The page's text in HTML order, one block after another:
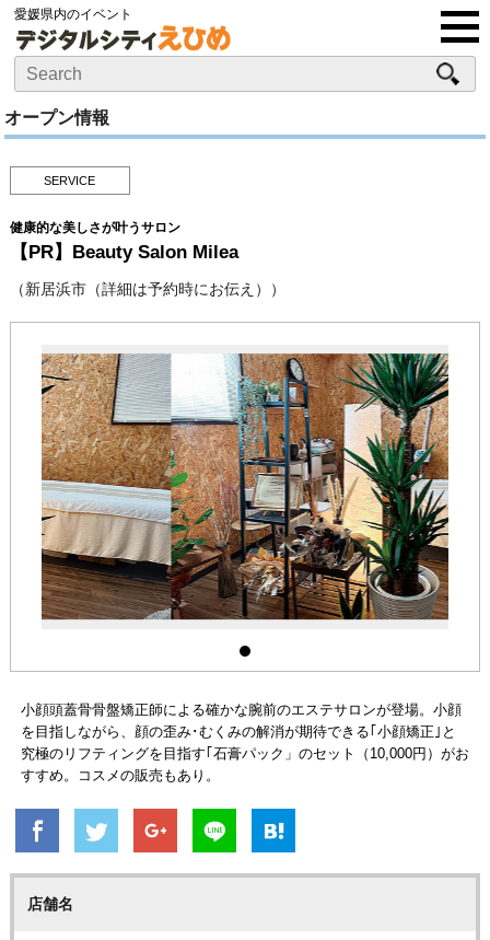
愛媛県内のイベント
オープン情報
SERVICE
健康的な美しさが叶うサロン
【PR】Beauty Salon Milea
（新居浜市（詳細は予約時にお伝え））
小顔頭蓋骨骨盤矯正師による確かな腕前のエステサロンが登場。小顔
を目指しながら、顔の歪み･むくみの解消が期待できる｢小顔矯正｣と
究極のリフティングを目指す｢石膏パック」のセット（10,000円）がお
すすめ。コスメの販売もあり。
店舗名